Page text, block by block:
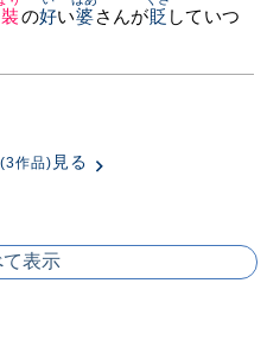
の好い婆さんが貶 していつ
(3作品) 見る
表示